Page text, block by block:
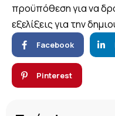
προϋπόθεση για να
εξελίξεις για την
Facebook
Pinterest